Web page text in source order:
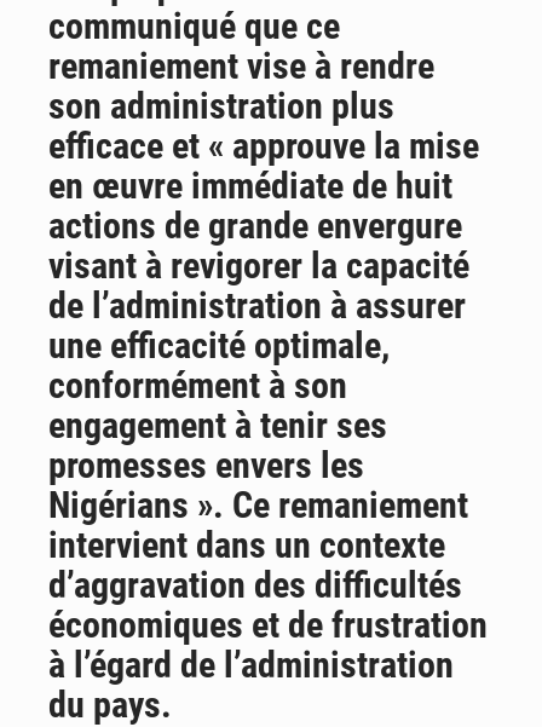
communiqué que ce
remaniement vise à rendre
son administration plus
efficace et « approuve la mise
en œuvre immédiate de huit
actions de grande envergure
visant à revigorer la capacité
de l’administration à assurer
une efficacité optimale,
conformément à son
engagement à tenir ses
promesses envers les
Nigérians ». Ce remaniement
intervient dans un contexte
d’aggravation des difficultés
économiques et de frustration
à l’égard de l’administration
du pays.